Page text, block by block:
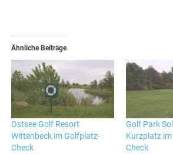
Ähnliche Beiträge
Ostsee Golf Resort
Wittenbeck im Golfplatz-
Check
Golf Park
Kurzplatz
Check